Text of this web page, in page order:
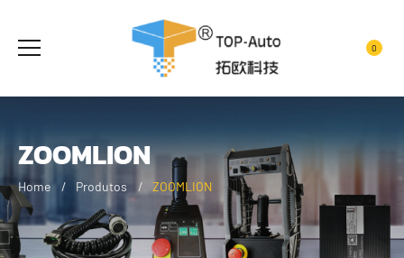
0
ZOOMLION
Home Produtos ZOOMLION